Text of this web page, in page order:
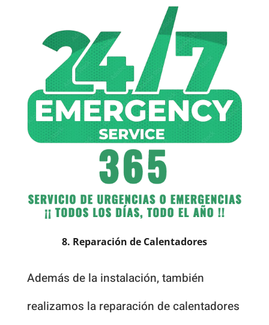
8. Reparación de Calentadores
Además de la instalación, también
realizamos la reparación de calentadores